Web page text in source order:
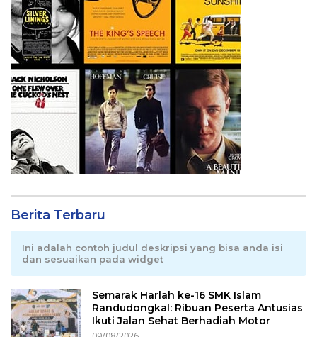
Berita Terbaru
Ini adalah contoh judul deskripsi yang bisa anda isi
dan sesuaikan pada widget
Semarak Harlah ke-16 SMK Islam
Randudongkal: Ribuan Peserta Antusias
Ikuti Jalan Sehat Berhadiah Motor